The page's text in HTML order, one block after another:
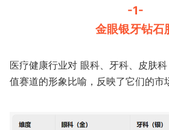
-1-
金眼银牙钻石
医疗健康行业对 ​眼科、牙科、皮肤
值赛道的形象比喻，反映了它们的市